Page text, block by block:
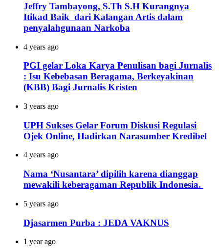
Jeffry Tambayong, S.Th S.H Kurangnya
Itikad Baik dari Kalangan Artis dalam
penyalahgunaan Narkoba
4 years ago
PGI gelar Loka Karya Penulisan bagi Jurnalis
: Isu Kebebasan Beragama, Berkeyakinan
(KBB) Bagi Jurnalis Kristen
3 years ago
UPH Sukses Gelar Forum Diskusi Regulasi
Ojek Online, Hadirkan Narasumber Kredibel
4 years ago
Nama ‘Nusantara’ dipilih karena dianggap
mewakili keberagaman Republik Indonesia.
5 years ago
Djasarmen Purba : JEDA VAKNUS
1 year ago